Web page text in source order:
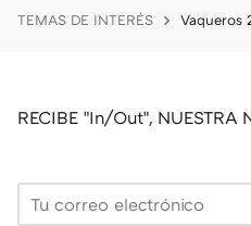
TEMAS DE INTERÉS Vaqueros
RECIBE "In/Out", NUESTRA